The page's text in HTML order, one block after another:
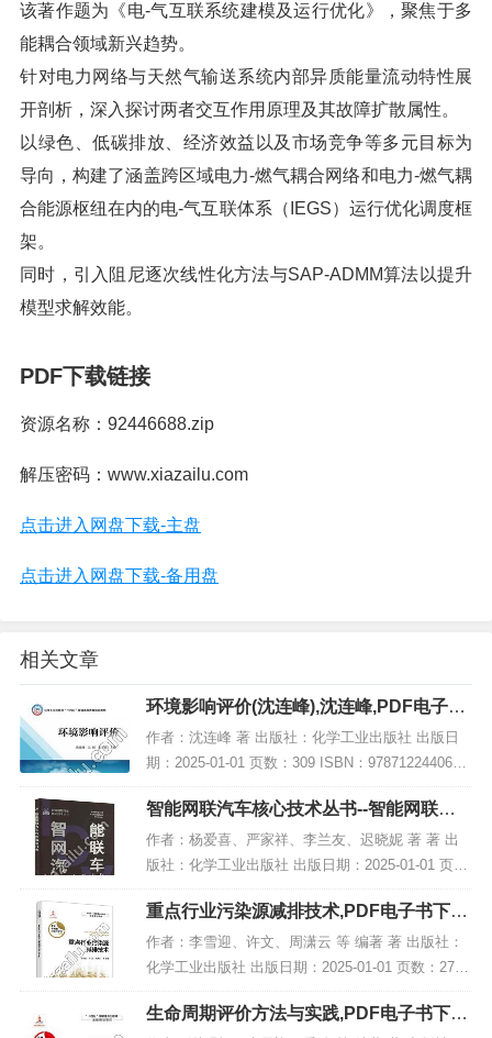
该著作题为《电-气互联系统建模及运行优化》，聚焦于多
能耦合领域新兴趋势。
针对电力网络与天然气输送系统内部异质能量流动特性展
开剖析，深入探讨两者交互作用原理及其故障扩散属性。
以绿色、低碳排放、经济效益以及市场竞争等多元目标为
导向，构建了涵盖跨区域电力-燃气耦合网络和电力-燃气耦
合能源枢纽在内的电-气互联体系（IEGS）运行优化调度框
架。
同时，引入阻尼逐次线性化方法与SAP-ADMM算法以提升
模型求解效能。
PDF下载链接
资源名称：92446688.zip
解压密码：www.xiazailu.com
点击进入网盘下载-主盘
点击进入网盘下载-备用盘
相关文章
环境影响评价(沈连峰),沈连峰,PDF电子书
下载,网盘资源
作者：沈连峰 著 出版社：化学工业出版社 出版日
期：2025-01-01 页数：309 ISBN：9787122440617
电子书大小：208MB [高清扫描版PDF格式] 内容简
介 教材...
智能网联汽车核心技术丛书--智能网联汽
车线控底盘技术,PDF下载
作者：杨爱喜、严家祥、李兰友、迟晓妮 著 著 出
版社：化学工业出版社 出版日期：2025-01-01 页
数：213 ISBN：9787122464156 电子书大小：189
MB [高清扫描版P...
重点行业污染源减排技术,PDF电子书下载,
网盘资源
作者：李雪迎、许文、周潇云 等 编著 著 出版社：
化学工业出版社 出版日期：2025-01-01 页数：278 I
SBN：9787122458193 电子书大小：210MB [高清
扫描版PDF...
生命周期评价方法与实践,PDF电子书下载,